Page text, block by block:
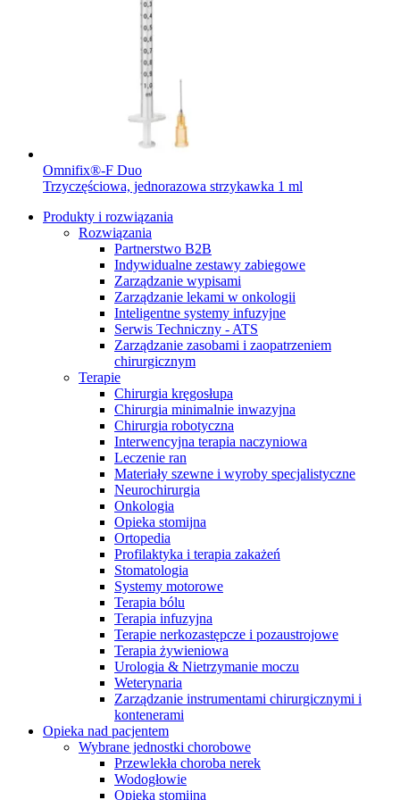
Omnifix®-F Duo
Trzyczęściowa, jednorazowa strzykawka 1 ml
Produkty i rozwiązania
Rozwiązania
Partnerstwo B2B
Indywidualne zestawy zabiegowe
Zarządzanie wypisami
Zarządzanie lekami w onkologii
Inteligentne systemy infuzyjne
Serwis Techniczny - ATS
Zarządzanie zasobami i zaopatrzeniem
chirurgicznym
Terapie
Chirurgia kręgosłupa
Chirurgia minimalnie inwazyjna
Chirurgia robotyczna
Interwencyjna terapia naczyniowa
Leczenie ran
Materiały szewne i wyroby specjalistyczne
Neurochirurgia
Onkologia
Opieka stomijna
Ortopedia
Profilaktyka i terapia zakażeń
Stomatologia
Systemy motorowe
Terapia bólu
Terapia infuzyjna
Terapie nerkozastępcze i pozaustrojowe
Terapia żywieniowa
Urologia & Nietrzymanie moczu
Weterynaria
Zarządzanie instrumentami chirurgicznymi i
kontenerami
Opieka nad pacjentem
Wybrane jednostki chorobowe
Przewlekła choroba nerek
Wodogłowie
Opieka stomijna